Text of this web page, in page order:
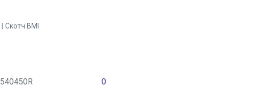
Скотч BMI
540450R 0